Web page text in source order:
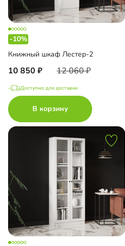
-10%
Книжный шкаф Лестер-2
10 850 12 060
Доступно для доставки
В корзину